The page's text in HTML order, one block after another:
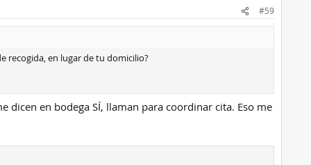
#59
recogida, en lugar de tu domicilio?
en bodega SÍ, llaman para coordinar cita. Eso me